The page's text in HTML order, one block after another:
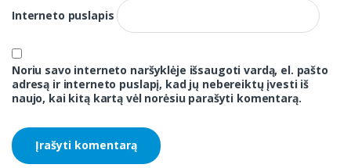
Interneto puslapis
Noriu savo interneto naršyklėje išsaugoti vardą, el. pašto
adresą ir interneto puslapį, kad jų nebereiktų įvesti iš
naujo, kai kitą kartą vėl norėsiu parašyti komentarą.